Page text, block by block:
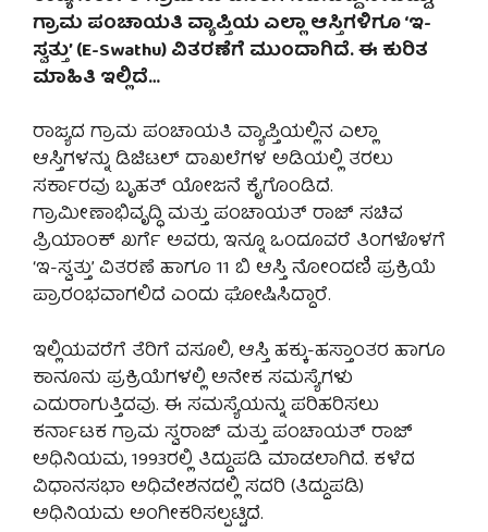
ಗ್ರಾಮ ಪಂಚಾಯತಿ ವ್ಯಾಪ್ತಿಯ ಎಲ್ಲಾ ಆಸ್ತಿಗಳಿಗೂ ‘ಇ-
ಸ್ವತ್ತು’ (E-Swathu) ವಿತರಣೆಗೆ ಮುಂದಾಗಿದೆ. ಈ ಕುರಿತ
ಮಾಹಿತಿ ಇಲ್ಲಿದೆ…
ರಾಜ್ಯದ ಗ್ರಾಮ ಪಂಚಾಯತಿ ವ್ಯಾಪ್ತಿಯಲ್ಲಿನ ಎಲ್ಲಾ
ಆಸ್ತಿಗಳನ್ನು ಡಿಜಿಟಲ್ ದಾಖಲೆಗಳ ಅಡಿಯಲ್ಲಿ ತರಲು
ಸರ್ಕಾರವು ಬೃಹತ್ ಯೋಜನೆ ಕೈಗೊಂಡಿದೆ.
ಗ್ರಾಮೀಣಾಭಿವೃದ್ಧಿ ಮತ್ತು ಪಂಚಾಯತ್ ರಾಜ್ ಸಚಿವ
ಪ್ರಿಯಾಂಕ್ ಖರ್ಗೆ ಅವರು, ಇನ್ನೂ ಒಂದೂವರೆ ತಿಂಗಳೊಳಗೆ
‘ಇ-ಸ್ವತ್ತು’ ವಿತರಣೆ ಹಾಗೂ 11 ಬಿ ಆಸ್ತಿ ನೋಂದಣಿ ಪ್ರಕ್ರಿಯೆ
ಪ್ರಾರಂಭವಾಗಲಿದೆ ಎಂದು ಘೋಷಿಸಿದ್ದಾರೆ.
ಇಲ್ಲಿಯವರೆಗೆ ತೆರಿಗೆ ವಸೂಲಿ, ಆಸ್ತಿ ಹಕ್ಕು-ಹಸ್ತಾಂತರ ಹಾಗೂ
ಕಾನೂನು ಪ್ರಕ್ರಿಯೆಗಳಲ್ಲಿ ಅನೇಕ ಸಮಸ್ಯೆಗಳು
ಎದುರಾಗುತ್ತಿದವು. ಈ ಸಮಸ್ಯೆಯನ್ನು ಪರಿಹರಿಸಲು
ಕರ್ನಾಟಕ ಗ್ರಾಮ ಸ್ವರಾಜ್ ಮತ್ತು ಪಂಚಾಯತ್ ರಾಜ್
ಅಧಿನಿಯಮ, 1993ರಲ್ಲಿ ತಿದ್ದುಪಡಿ ಮಾಡಲಾಗಿದೆ. ಕಳೆದ
ವಿಧಾನಸಭಾ ಅಧಿವೇಶನದಲ್ಲಿ ಸದರಿ (ತಿದ್ದುಪಡಿ)
ಅಧಿನಿಯಮ ಅಂಗೀಕರಿಸಲ್ಪಟ್ಟಿದೆ.